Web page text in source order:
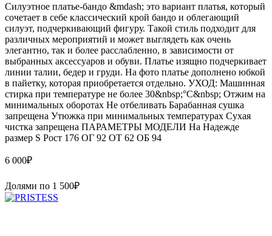
Силуэтное платье-бандо &mdash; это вариант платья, который
сочетает в себе классический крой бандо и облегающий
силуэт, подчеркивающий фигуру. Такой стиль подходит для
различных мероприятий и может выглядеть как очень
элегантно, так и более расслабленно, в зависимости от
выбранных аксессуаров и обуви. Платье изящно подчеркивает
линии талии, бедер и груди. На фото платье дополнено юбкой
в пайетку, которая приобретается отдельно. УХОД: Машинная
стирка при температуре не более 30&nbsp;°C&nbsp; Отжим на
минимальных оборотах Не отбеливать Барабанная сушка
запрещена Утюжка при минимальных температурах Сухая
чистка запрещена ПАРАМЕТРЫ МОДЕЛИ На Надежде
размер S Рост 176 ОГ 92 ОТ 62 ОБ 94
6 000₽
Долями по 1 500₽